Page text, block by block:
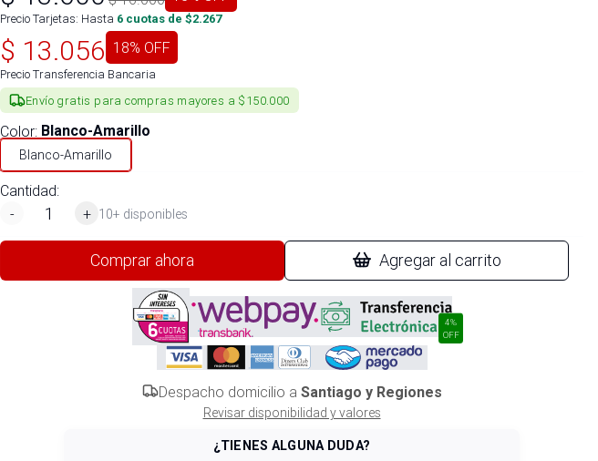
Precio Tarjetas: Hasta 6 cuotas de $2.267
$ 13.056 18% OFF
Precio Transferencia Bancaria
Envío gratis para compras mayores a $150.000
Color: Blanco-Amarillo
Blanco-Amarillo
Cantidad:
-
+ 10+ disponibles
Comprar ahora Agregar al carrito
4%
OFF
Despacho domicilio a Santiago y Regiones
Revisar disponibilidad y valores
¿TIENES ALGUNA DUDA?